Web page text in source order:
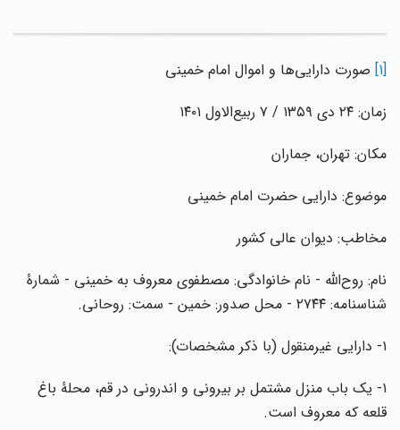
صورت دارایی‌ها و اموال امام خمینی
زمان: ۲۴ دی ۱۳۵۹ / ۷ ربیع‌الاول ۱۴۰۱
مکان: تهران، جماران
موضوع: دارایی حضرت امام خمینی
مخاطب: دیوان عالی کشور
نام: روح‌الله - نام خانوادگی: مصطفوی معروف به خمینی - شمارۀ
شناسنامه: ۲۷۴۴ - محل صدور: خمین - سمت: روحانی.
۱- یک باب منزل مشتمل بر بیرونی و اندرونی در قم، محلۀ باغ
قلعه که معروف است.